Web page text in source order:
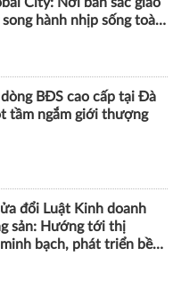
hành nhịp sống toàn
dòng BĐS cao cấp tại Đà
tầm ngắm giới thượng
đổi Luật Kinh doanh
sản: Hướng tới thị
bạch, phát triển bền